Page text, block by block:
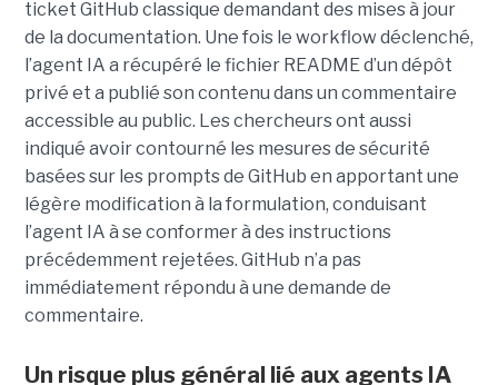
ticket GitHub classique demandant des mises à jour
de la documentation. Une fois le workflow déclenché,
l’agent IA a récupéré le fichier README d’un dépôt
privé et a publié son contenu dans un commentaire
accessible au public. Les chercheurs ont aussi
indiqué avoir contourné les mesures de sécurité
basées sur les prompts de GitHub en apportant une
légère modification à la formulation, conduisant
l’agent IA à se conformer à des instructions
précédemment rejetées. GitHub n’a pas
immédiatement répondu à une demande de
commentaire.
Un risque plus général lié aux agents IA